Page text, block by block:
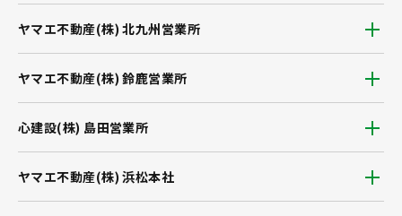
ヤマエ不動産(株) 浜松本社
ヤマエ不動産(株) 北九州営業所
ヤマエ不動産(株) 鈴鹿営業所
心建設(株) 島田営業所